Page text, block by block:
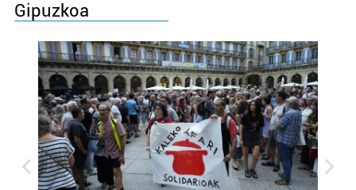
Gipuzkoa